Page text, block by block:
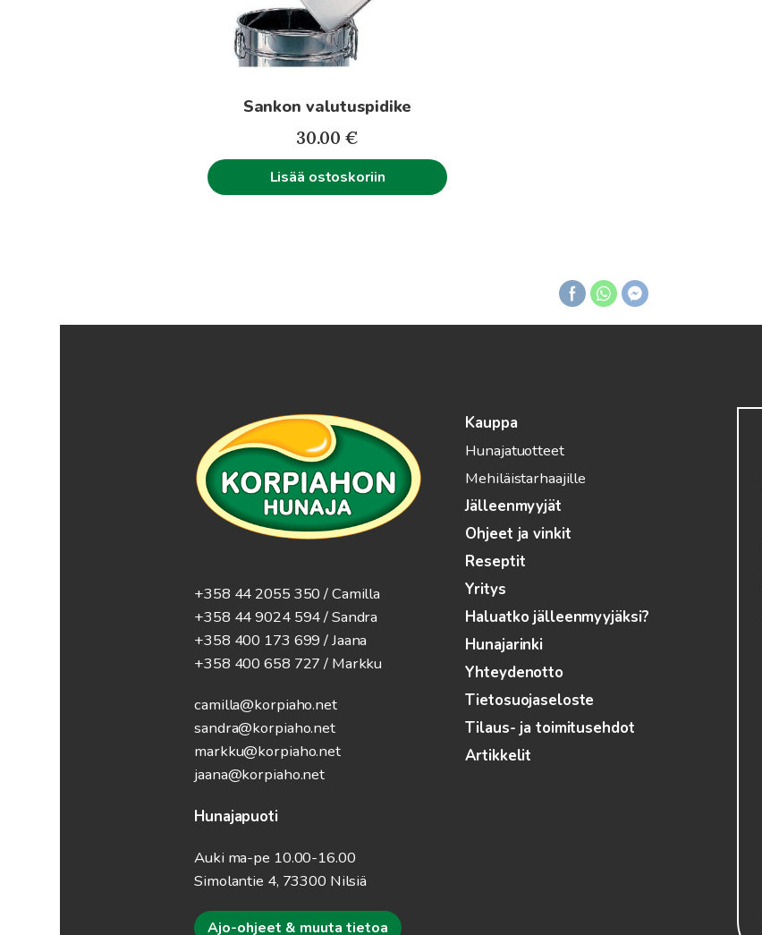
Sankon valutuspidike
30.00 €
Lisää ostoskoriin
+358 44 2055 350 / Camilla
+358 44 9024 594/ Sandra
+358 400 173 699 / Jaana
+358 400 658 727 / Markku
camilla@korpiaho.net
sandra@korpiaho.net
markku@korpiaho.net
jaana@korpiaho.net
Hunajapuoti
Auki ma-pe 10.00-16.00
Simolantie 4, 73300 Nilsiä
Ajo-ohjeet & muuta tietoa
Kauppa
Hunajatuotteet
Mehiläistarhaajille
Jälleenmyyjät
Ohjeet ja vinkit
Reseptit
Yritys
Haluatko jälleenmyyjäksi?
Hunajarinki
Yhteydenotto
Tietosuojaseloste
Tilaus- ja toimitusehdot
Artikkelit